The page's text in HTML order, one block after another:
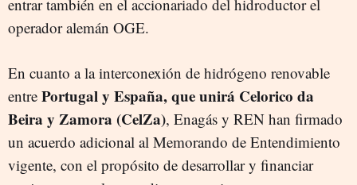
entrar también en el accionariado del hidroductor el
operador alemán OGE.
En cuanto a la interconexión de hidrógeno renovable
entre Portugal y España, que unirá Celorico da
Beira y Zamora (CelZa), Enagás y REN han firmado
un acuerdo adicional al Memorando de Entendimiento
vigente, con el propósito de desarrollar y financiar